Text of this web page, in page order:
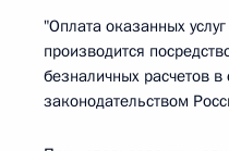
"Оплата оказанных
производится
безналичных расчетов в
законодательством